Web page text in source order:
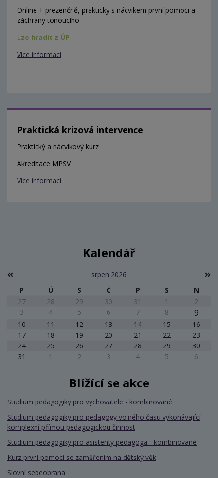
Online + prezenčně, prakticky s nácvikem první pomoci a
záchrany tonoucího
Lze hradit z ÚP
Více informací
Praktická krizová intervence
Praktický a nácvikový kurz
Akreditace MPSV
Více informací
Kalendář
srpen 2026
P
Ú S Č P S
N
27
28 29 30 31 1
2
3
4 5 6 7 8 9
10 11 12 13 14 15
16
17
18 19 20 21 22
23
24
25 26 27 28 29
30
31
1 2 3 4 5 6
Blížící se akce
Studium pedagogiky pro vychovatele - kombinované
Studium pedagogiky pro pedagogy volného času vykonávající
komplexní přímou pedagogickou činnost
Studium pedagogiky pro asistenty pedagoga - kombinované
Kurz první pomoci se zaměřením na dětský věk
Slovní sebeobrana